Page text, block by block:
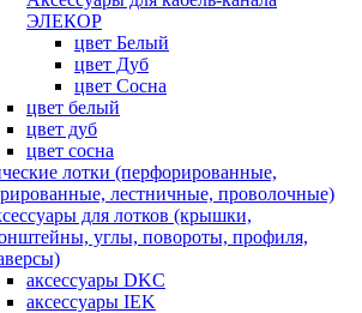
ЭЛЕКОР
цвет Белый
цвет Дуб
цвет Сосна
цвет белый
цвет дуб
цвет сосна
лотки (перфорированные,
лестничные, проволочные)
для лотков (крышки,
углы, повороты, профиля,
аксессуары DKC
аксессуары IEK